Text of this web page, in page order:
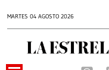
MARTES 04 AGOSTO 2026